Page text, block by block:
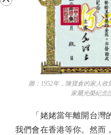
圖：1952年，陳寶倉的家人收
家屬光榮紀念
「姥姥當年離開台灣的
我們會在香港等你。然而